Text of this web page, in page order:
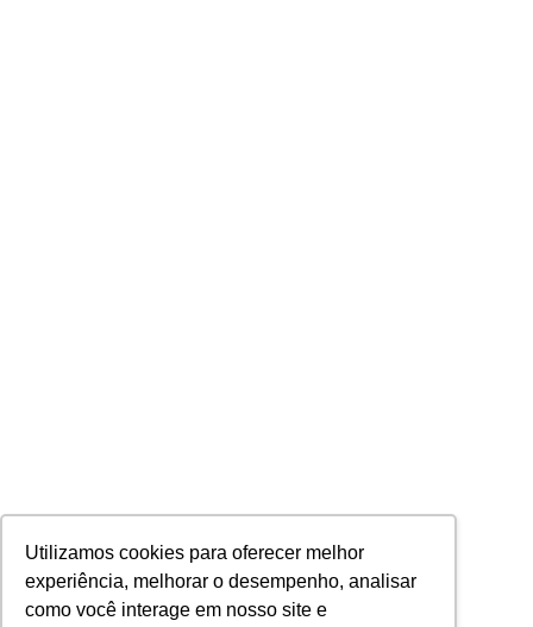
Utilizamos cookies para oferecer melhor
experiência, melhorar o desempenho, analisar
como você interage em nosso site e